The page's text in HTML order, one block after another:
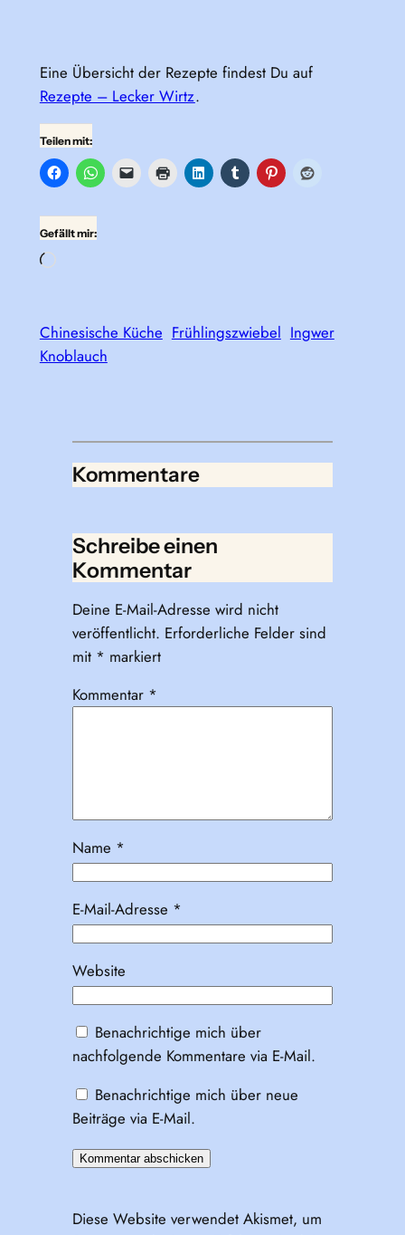
Eine Übersicht der Rezepte findest Du auf
Rezepte – Lecker Wirtz.
Teilen mit:
Gefällt mir:
Wird
Chinesische Küche Frühlingszwiebel Ingwer
Knoblauch
Kommentare
Schreibe einen
Kommentar
Deine E-Mail-Adresse wird nicht
veröffentlicht. Erforderliche Felder sind
mit * markiert
Kommentar *
Name *
E-Mail-Adresse *
Website
Benachrichtige mich über
nachfolgende Kommentare via E-Mail.
Benachrichtige mich über neue
Beiträge via E-Mail.
Diese Website verwendet Akismet, um